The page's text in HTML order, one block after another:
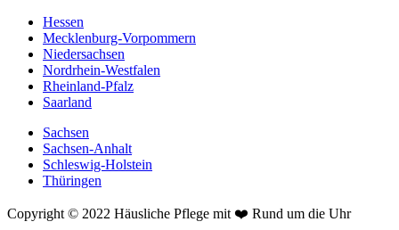
Hessen
Mecklenburg-Vorpommern
Niedersachsen
Nordrhein-Westfalen
Rheinland-Pfalz
Saarland
Sachsen
Sachsen-Anhalt
Schleswig-Holstein
Thüringen
Copyright © 2022 Häusliche Pflege mit ❤️ Rund um die Uhr